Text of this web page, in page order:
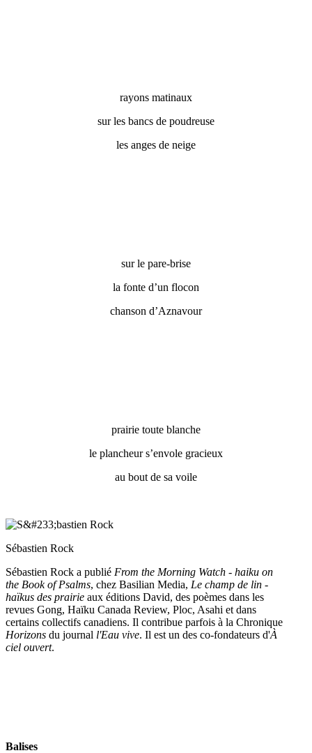
rayons matinaux
sur les bancs de poudreuse
les anges de neige
sur le pare-brise
la fonte d’un flocon
chanson d’Aznavour
prairie toute blanche
le plancheur s’envole gracieux
au bout de sa voile
Sébastien Rock
Sébastien Rock a publié From the Morning Watch - haiku on
the Book of Psalms, chez Basilian Media, Le champ de lin -
haïkus des prairie aux éditions David, des poèmes dans les
revues Gong, Haïku Canada Review, Ploc, Asahi et dans
certains collectifs canadiens. Il contribue parfois à la Chronique
Horizons du journal l'Eau vive. Il est un des co-fondateurs d'À
ciel ouvert.
Balises